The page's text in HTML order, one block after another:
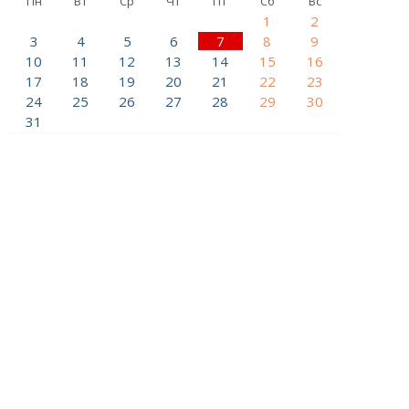
1
2
3
4 5 6 7 8
9
10
11 12 13 14 15
16
17
18 19 20 21 22
23
24
25 26 27 28 29
30
31